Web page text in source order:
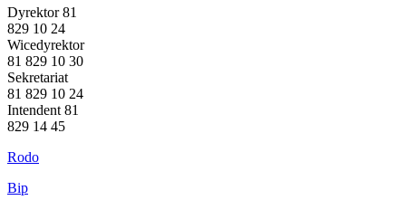
Dyrektor 81
829 10 24
Wicedyrektor
81 829 10 30
Sekretariat
81 829 10 24
Intendent 81
829 14 45
Rodo
Bip